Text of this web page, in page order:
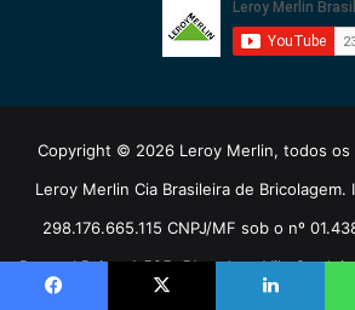
Copyright © 2026 Leroy Merlin, todos os
Leroy Merlin Cia Brasileira de Bricolagem.
298.176.665.115 CNPJ/MF sob o nº
Pascoal Pais, nº 525, 5º andar - Vila